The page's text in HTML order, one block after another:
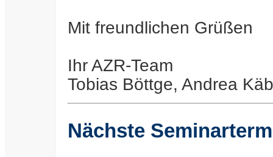
Mit freundlichen Grüßen
Ihr AZR-Team
Tobias Böttge, Andrea
Nächste